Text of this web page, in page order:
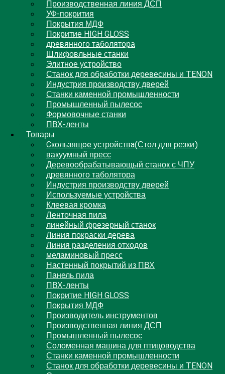
Производственная линия ДСП
УФ-покрития
Покрытия МДФ
Покритие HIGH GLOSS
древянного таболятора
Шлифовльные станки
Элитное устройство
Станок для обработки деревесины и TENON
Индустрия производству дверей
Станки каменной промышленности
Промышленный пылесос
Формовочные станки
ПВХ-ленты
Товары
Cкользящoe устройствa(Стол для резки)
вакуумный пресс
Деревообрабатывающый станок с ЧПУ
древянного таболятора
Индустрия производству дверей
Используемые устройства
Клеевая кромка
Ленточная пила
линейный фрезерный станок
Линия покраски дерева
Линия разделения отходов
меламиновый пресс
Настенный покрытий из ПВХ
Панель пила
ПВХ-ленты
Покритие HIGH GLOSS
Покрытия МДФ
Производитель инструментов
Производственная линия ДСП
Промышленный пылесос
Соломенная машина для птицоводства
Станки каменной промышленности
Станок для обработки деревесины и TENON